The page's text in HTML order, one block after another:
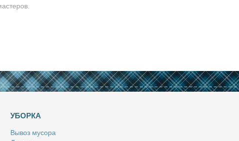
УБОРКА
Вы­воз му­со­ра